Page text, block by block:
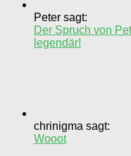
Peter sagt:
Der Spruch von
legendär!
chrinigma sagt:
Wooot